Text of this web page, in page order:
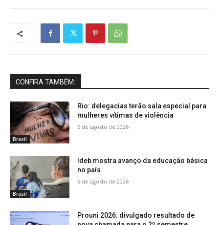
CONFIRA TAMBÉM:
Brasil
Rio: delegacias terão sala especial para
mulheres vítimas de violência
6 de agosto de 2026
Brasil
Ideb mostra avanço da educação básica
no país
6 de agosto de 2026
Prouni 2026: divulgado resultado de